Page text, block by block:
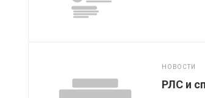
НОВОСТИ
РЛС и